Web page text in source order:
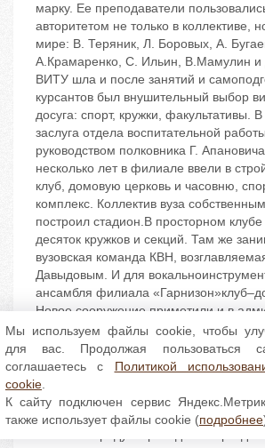
марку. Ее преподаватели
авторитетом не только в коллективе,
мире: В. Теряник, Л. Боровых, А.
А.Крамаренко, С. Ильин, В.Мамулин и
ВИТУ шла и после занятий и
курсантов был внушительный выбор
досуга: спорт, кружки, факультативы.
заслуга отдела воспитательной
руководством полковника Г.
несколько лет в филиале ввели в
клуб, домовую церковь и часовню,
комплекс. Коллектив вуза
построил стадион.В просторном
десяток кружков и секций. Там же
вузовская команда КВН,
Давыдовым. И для
ансамбля филиала
Новое сооружение приметили и в
города, которая с удовольствием
организатором культурных различных
клубной площадке вуза, включая
именитых звезд. И вуз перед городом в
оставался. За каждым курсантским
были закреплены подшефная школа в
Мы используем файлы cookie, чтобы
для вас. Продолжая пользоваться
соглашаетесь с Политикой
cookie
К сайту подключен сервис
также использует файлы cookie (подробнее